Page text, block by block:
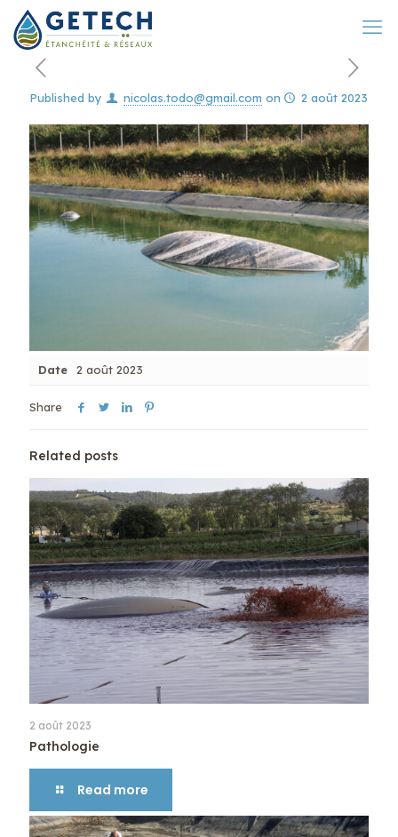
Published by nicolas.todo@gmail.com on 2 août 2023
Date 2 août 2023
Share
Related posts
2 août 2023
Pathologie
Read more